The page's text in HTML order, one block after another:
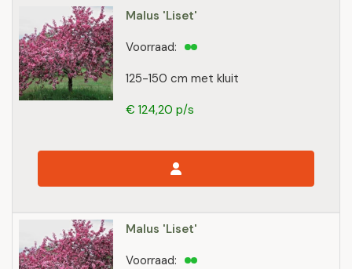
Malus 'Liset'
125-150 cm met kluit
Voorraad:
€ 124,20 p/s
Malus 'Liset'
Voorraad: